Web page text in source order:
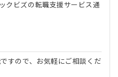
クビズの転職支援サービス通
すので、お気軽にご相談くだ